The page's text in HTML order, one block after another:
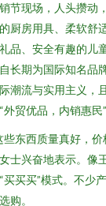
节现场，人头攒动
厨房用具、柔软舒
品、安全有趣的儿
长期为国际知名品
潮流与实用主义，
外贸优品，内销惠民”
些东西质量真好，
士兴奋地表示。像
买买买”模式。不少
购。